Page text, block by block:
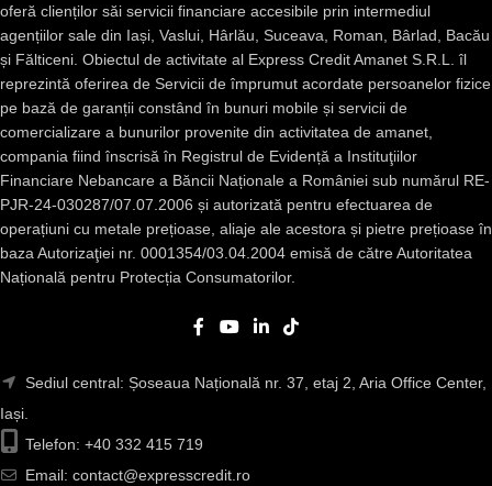
oferă clienților săi servicii financiare accesibile prin intermediul
agențiilor sale din Iași, Vaslui, Hârlău, Suceava, Roman, Bârlad, Bacău
și Fălticeni. Obiectul de activitate al Express Credit Amanet S.R.L. îl
reprezintă oferirea de Servicii de împrumut acordate persoanelor fizice
pe bază de garanții constând în bunuri mobile și servicii de
comercializare a bunurilor provenite din activitatea de amanet,
compania fiind înscrisă în Registrul de Evidență a Instituţiilor
Financiare Nebancare a Băncii Naționale a României sub numărul RE-
PJR-24-030287/07.07.2006 și autorizată pentru efectuarea de
operațiuni cu metale prețioase, aliaje ale acestora și pietre prețioase în
baza Autorizaţiei nr. 0001354/03.04.2004 emisă de către Autoritatea
Națională pentru Protecția Consumatorilor.
Sediul central: Șoseaua Națională nr. 37, etaj 2, Aria Office Center,
Iași.
Telefon: +40 332 415 719
Email: contact@expresscredit.ro